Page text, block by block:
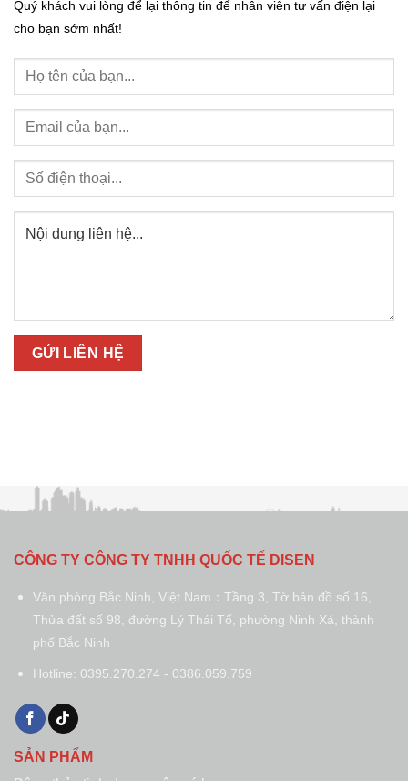
Quý khách vui lòng để lại thông tin để nhân viên tư vấn điện lại
cho bạn sớm nhất!
CÔNG TY CÔNG TY TNHH QUỐC TẾ DISEN
Văn phòng Bắc Ninh, Việt Nam：Tầng 3, Tờ bản đồ số 16,
Thửa đất số 98, đường Lý Thái Tổ, phường Ninh Xá, thành
phố Bắc Ninh
Hotline: 0395.270.274 - 0386.059.759
SẢN PHẨM